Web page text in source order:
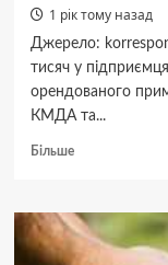
1 рік тому назад
Джерело:
тисяч у
орендованого
КМДА та...
БільшеДокладніше
хабарі
викрили
посадовицю